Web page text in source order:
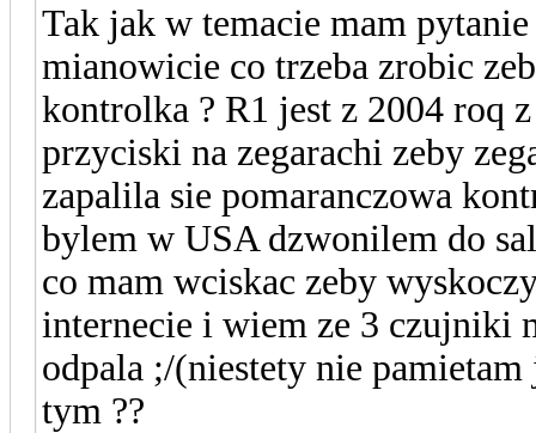
Tak jak w temacie mam
mianowicie co trzeba zrobic
kontrolka ? R1 jest z 2004 roq
przyciski na zegarachi zeby
zapalila sie pomaranczowa
bylem w USA dzwonilem do
co mam wciskac zeby
internecie i wiem ze 3 czujniki
odpala ;/(niestety nie
tym ??